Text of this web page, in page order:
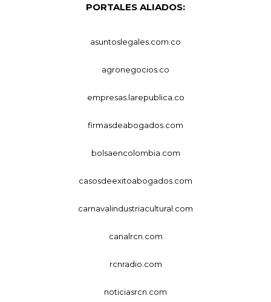
PORTALES ALIADOS:
asuntoslegales.com.co
agronegocios.co
empresas.larepublica.co
firmasdeabogados.com
bolsaencolombia.com
casosdeexitoabogados.com
carnavalindustriacultural.com
canalrcn.com
rcnradio.com
noticiasrcn.com